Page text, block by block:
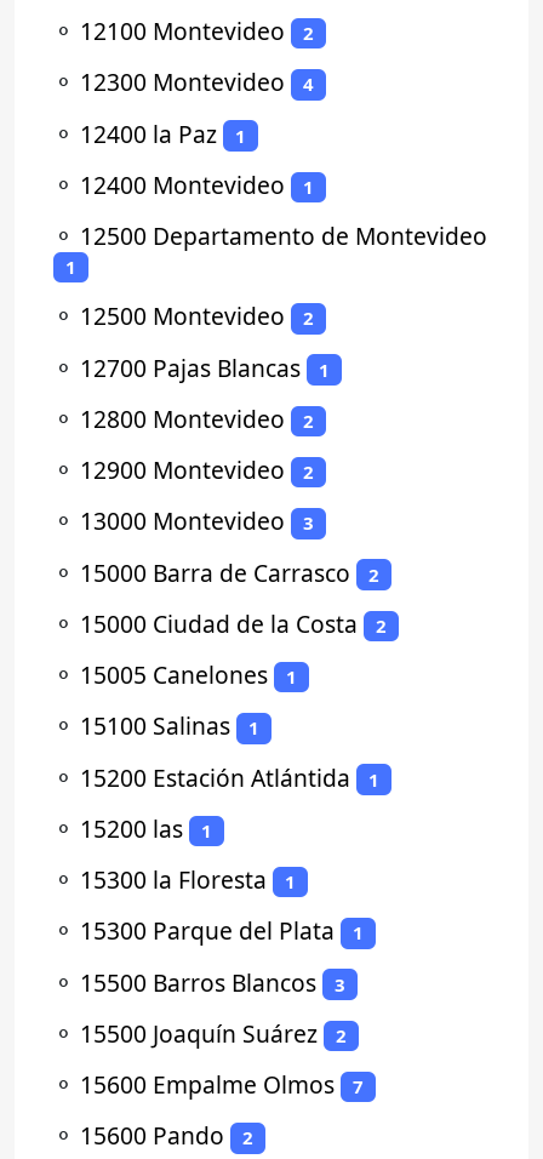
⚬ 12100 Montevideo 2
⚬ 12300 Montevideo 4
⚬ 12400 la Paz 1
⚬ 12400 Montevideo 1
⚬ 12500 Departamento de Montevideo
1
⚬ 12500 Montevideo 2
⚬ 12700 Pajas Blancas 1
⚬ 12800 Montevideo 2
⚬ 12900 Montevideo 2
⚬ 13000 Montevideo 3
⚬ 15000 Barra de Carrasco 2
⚬ 15000 Ciudad de la Costa 2
⚬ 15005 Canelones 1
⚬ 15100 Salinas 1
⚬ 15200 Estación Atlántida 1
⚬ 15200 las 1
⚬ 15300 la Floresta 1
⚬ 15300 Parque del Plata 1
⚬ 15500 Barros Blancos 3
⚬ 15500 Joaquín Suárez 2
⚬ 15600 Empalme Olmos 7
⚬ 15600 Pando 2